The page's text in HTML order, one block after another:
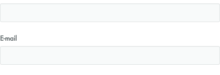
E-mail